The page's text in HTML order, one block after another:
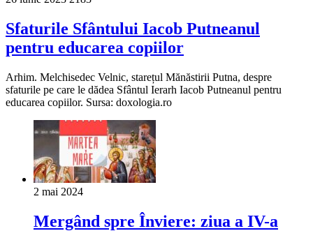
Sfaturile Sfântului Iacob Putneanul
pentru educarea copiilor
Arhim. Melchisedec Velnic, starețul Mănăstirii Putna, despre
sfaturile pe care le dădea Sfântul Ierarh Iacob Putneanul pentru
educarea copiilor. Sursa: doxologia.ro
2 mai 2024
Mergând spre Înviere: ziua a IV-a